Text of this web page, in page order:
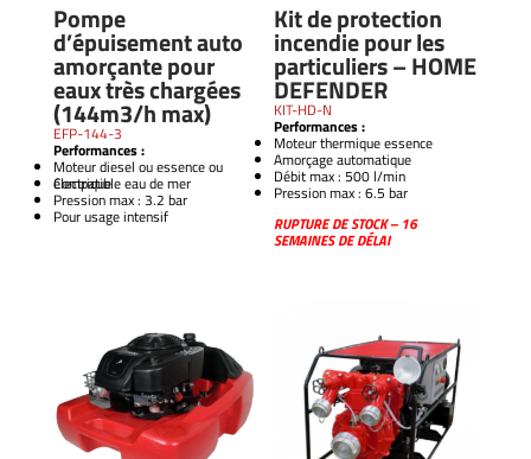
Pompe
d’épuisement auto
amorçante pour
eaux très chargées
(144m3/h max)
EFP-144-3
Performances :
Moteur diesel ou essence ou
électrique
Compatible eau de mer
Pression max : 3.2 bar
Pour usage intensif
Kit de protection
incendie pour les
particuliers – HOME
DEFENDER
KIT-HD-N
Performances :
Moteur thermique essence
Amorçage automatique
Débit max : 500 l/min
Pression max : 6.5 bar
RUPTURE DE STOCK – 16
SEMAINES DE DÉLAI